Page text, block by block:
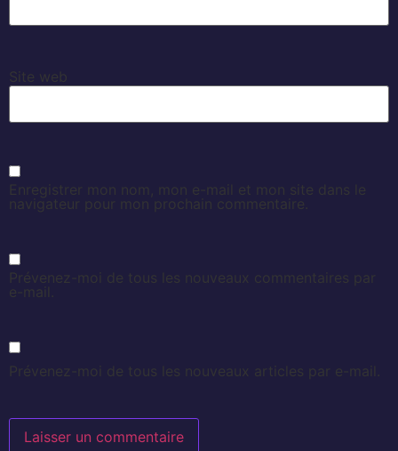
Site web
Enregistrer mon nom, mon e-mail et mon site dans le
navigateur pour mon prochain commentaire.
Prévenez-moi de tous les nouveaux commentaires par
e-mail.
Prévenez-moi de tous les nouveaux articles par e-mail.